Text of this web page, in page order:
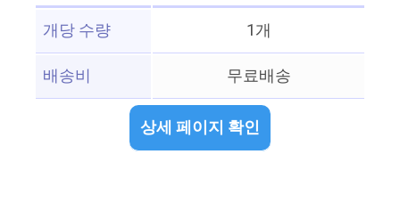
개당 수량
1개
배송비
무료배송
상세 페이지 확인